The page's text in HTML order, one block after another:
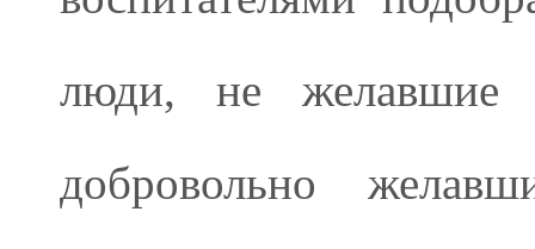
люди, не
добровольно